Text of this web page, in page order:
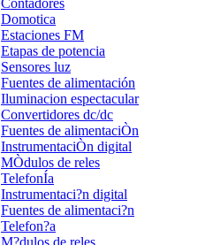
Contadores
Domotica
Estaciones FM
Etapas de potencia
Sensores luz
Fuentes de alimentación
Iluminacion espectacular
Convertidores dc/dc
Fuentes de alimentaciÒn
InstrumentaciÒn digital
MÒdulos de reles
TelefonÍa
Instrumentaci?n digital
Fuentes de alimentaci?n
Telefon?a